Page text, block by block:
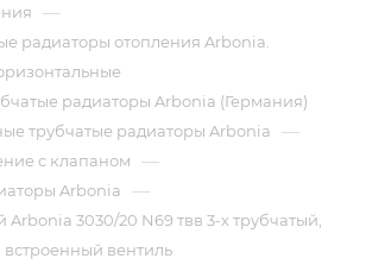
—
радиаторы отопления Arbonia.
радиаторы Arbonia (Германия)
трубчатые радиаторы Arbonia —
с клапаном —
Arbonia —
Arbonia 3030/20 N69 твв 3-х трубчатый,
вентиль